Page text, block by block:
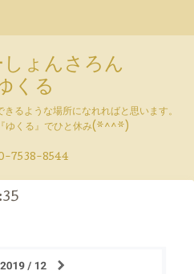
ょんさろん
くる
るような場所になれればと思います。
ゆくる』でひと休み(*^^*)
7538-8544